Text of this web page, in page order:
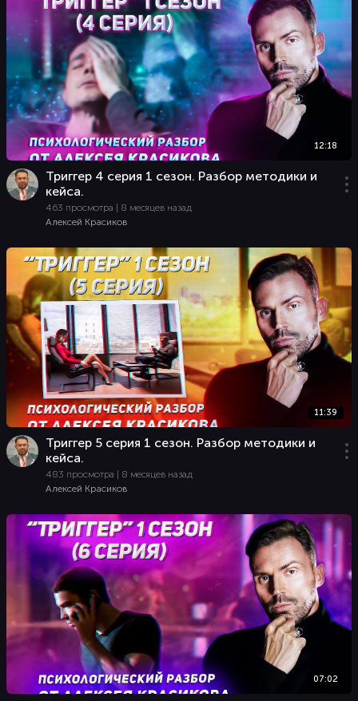
12:18
Триггер 4 серия 1 сезон. Разбор методики и
кейса.
463 просмотра | 8 месяцев назад
Алексей Красиков
11:39
Триггер 5 серия 1 сезон. Разбор методики и
кейса.
483 просмотра | 8 месяцев назад
Алексей Красиков
07:02